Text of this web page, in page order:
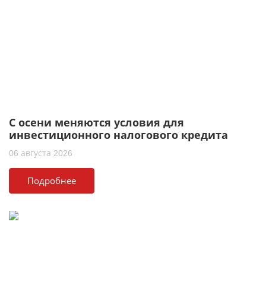
С осени меняются условия для
инвестиционного налогового кредита
06 августа 2026
Подробнее